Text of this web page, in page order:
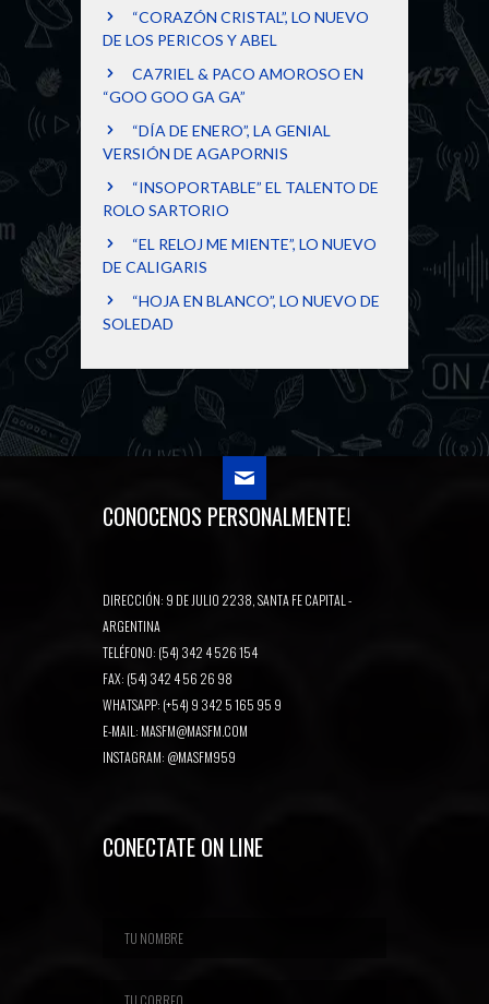
“CORAZÓN CRISTAL”, LO NUEVO
DE LOS PERICOS Y ABEL
CA7RIEL & PACO AMOROSO EN
“GOO GOO GA GA”
“DÍA DE ENERO”, LA GENIAL
VERSIÓN DE AGAPORNIS
“INSOPORTABLE” EL TALENTO DE
ROLO SARTORIO
“EL RELOJ ME MIENTE”, LO NUEVO
DE CALIGARIS
“HOJA EN BLANCO”, LO NUEVO DE
SOLEDAD
CONOCENOS PERSONALMENTE!
DIRECCIÓN: 9 DE JULIO 2238, SANTA FE CAPITAL -
ARGENTINA
TELÉFONO: (54) 342 4 526 154
FAX: (54) 342 4 56 26 98
WHATSAPP: (+54) 9 342 5 165 95 9
E-MAIL: MASFM@MASFM.COM
INSTAGRAM: @MASFM959
CONECTATE ON LINE